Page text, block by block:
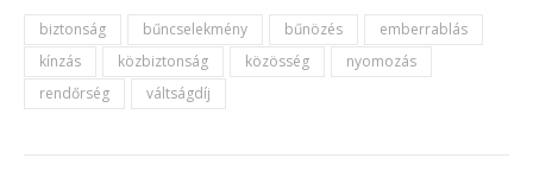
biztonság bűncselekmény bűnözés
emberrablás
kínzás
közbiztonság közösség
nyomozás
rendőrség
váltságdíj